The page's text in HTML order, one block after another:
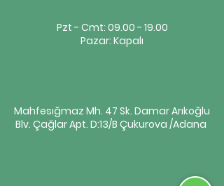
Pzt - Cmt: 09.00 - 19.00
Pazar: Kapalı
Mahfesığmaz Mh. 47 Sk. Damar Arıkoğlu
Blv. Çağlar Apt. D:13/B Çukurova /Adana